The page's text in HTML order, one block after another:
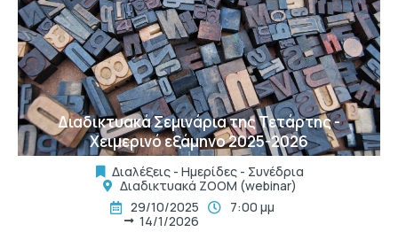
Διαδικτυακά Σεμινάρια της Τετάρτης -
Χειμερινό εξάμηνο 2025-2026
Διαλέξεις - Ημερίδες - Συνέδρια
Διαδικτυακά ΖΟΟΜ (webinar)
29/10/2025
14/1/2026
7:00 μμ